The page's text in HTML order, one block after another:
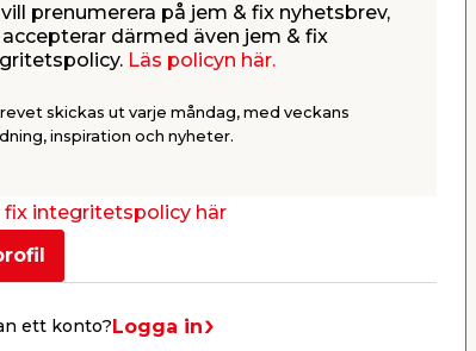
Soffa/Madrass Uppblåsbar
För 2 personer. Med härlig, mjuk
yta för god komfort. Max. 200 kg.
Butik
prenumerera på jem & fix nyhetsbrev,
därmed även jem & fix
Läs policyn här.
skickas ut varje måndag, med veckans
inspiration och nyheter.
fix integritetspolicy här
ett konto?Logga in